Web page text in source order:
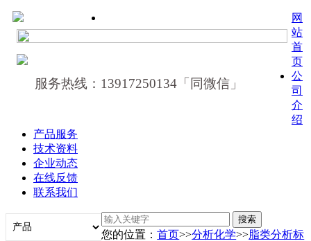
服务热线：13917250134「同微信」
网
站
首
页
公
司
介
绍
产品服务
技术资料
企业动态
在线反馈
联系我们
您的位置：首页>>分析化学>>脂类分析标